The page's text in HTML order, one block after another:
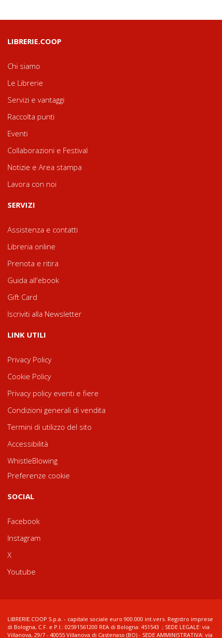
LIBRERIE.COOP
Chi siamo
Le Librerie
Servizi e vantaggi
Raccolta punti
Eventi
Collaborazioni e Festival
Notizie e Area stampa
Lavora con noi
SERVIZI
Assistenza e contatti
Libreria online
Prenota e ritira
Guida all'ebook
Gift Card
Iscriviti alla Newsletter
LINK UTILI
Privacy Policy
Cookie Policy
Privacy policy eventi e fiere
Condizioni generali di vendita
Termini di utilizzo del sito
Accessibilità
WhistleBlowing
Preferenze cookie
SOCIAL
Facebook
Instagram
X
Youtube
LIBRERIE.COOP S.p.a. - capitale sociale euro 900.000 int.vers. Registro imprese
di Bologna, C.F. e P.I.: 02591561200 REA di Bologna: 451543 ; SEDE LEGALE: via
Villanova, 29/7 - 40055 Villanova di Castenaso (BO) - SEDE AMMINISTRATIVA: via